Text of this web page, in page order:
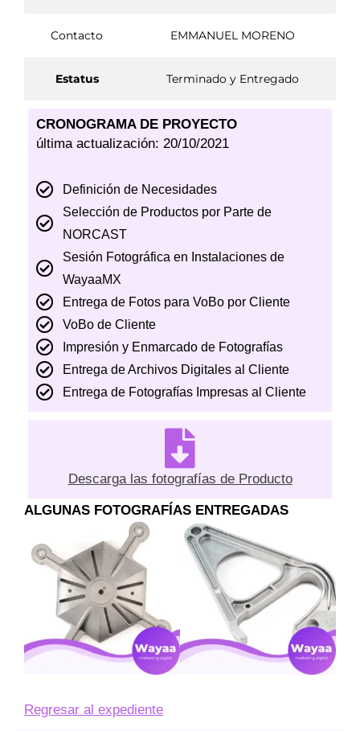
Contacto EMMANUEL MORENO
Estatus Terminado y Entregado
CRONOGRAMA DE PROYECTO
última actualización: 20/10/2021
Definición de Necesidades
Selección de Productos por Parte de
NORCAST
Sesión Fotográfica en Instalaciones de
WayaaMX
Entrega de Fotos para VoBo por Cliente
VoBo de Cliente
Impresión y Enmarcado de Fotografías
Entrega de Archivos Digitales al Cliente
Entrega de Fotografías Impresas al Cliente
Descarga las fotografías de Producto
ALGUNAS FOTOGRAFÍAS ENTREGADAS
Regresar al expediente